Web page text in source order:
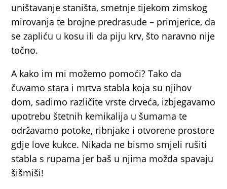
uništavanje staništa, smetnje tijekom zimskog
mirovanja te brojne predrasude – primjerice, da
se zapliću u kosu ili da piju krv, što naravno nije
točno.
A kako im mi možemo pomoći? Tako da
čuvamo stara i mrtva stabla koja su njihov
dom, sadimo različite vrste drveća, izbjegavamo
upotrebu štetnih kemikalija u šumama te
održavamo potoke, ribnjake i otvorene prostore
gdje love kukce. Nikada ne bismo smjeli rušiti
stabla s rupama jer baš u njima možda spavaju
šišmiši!